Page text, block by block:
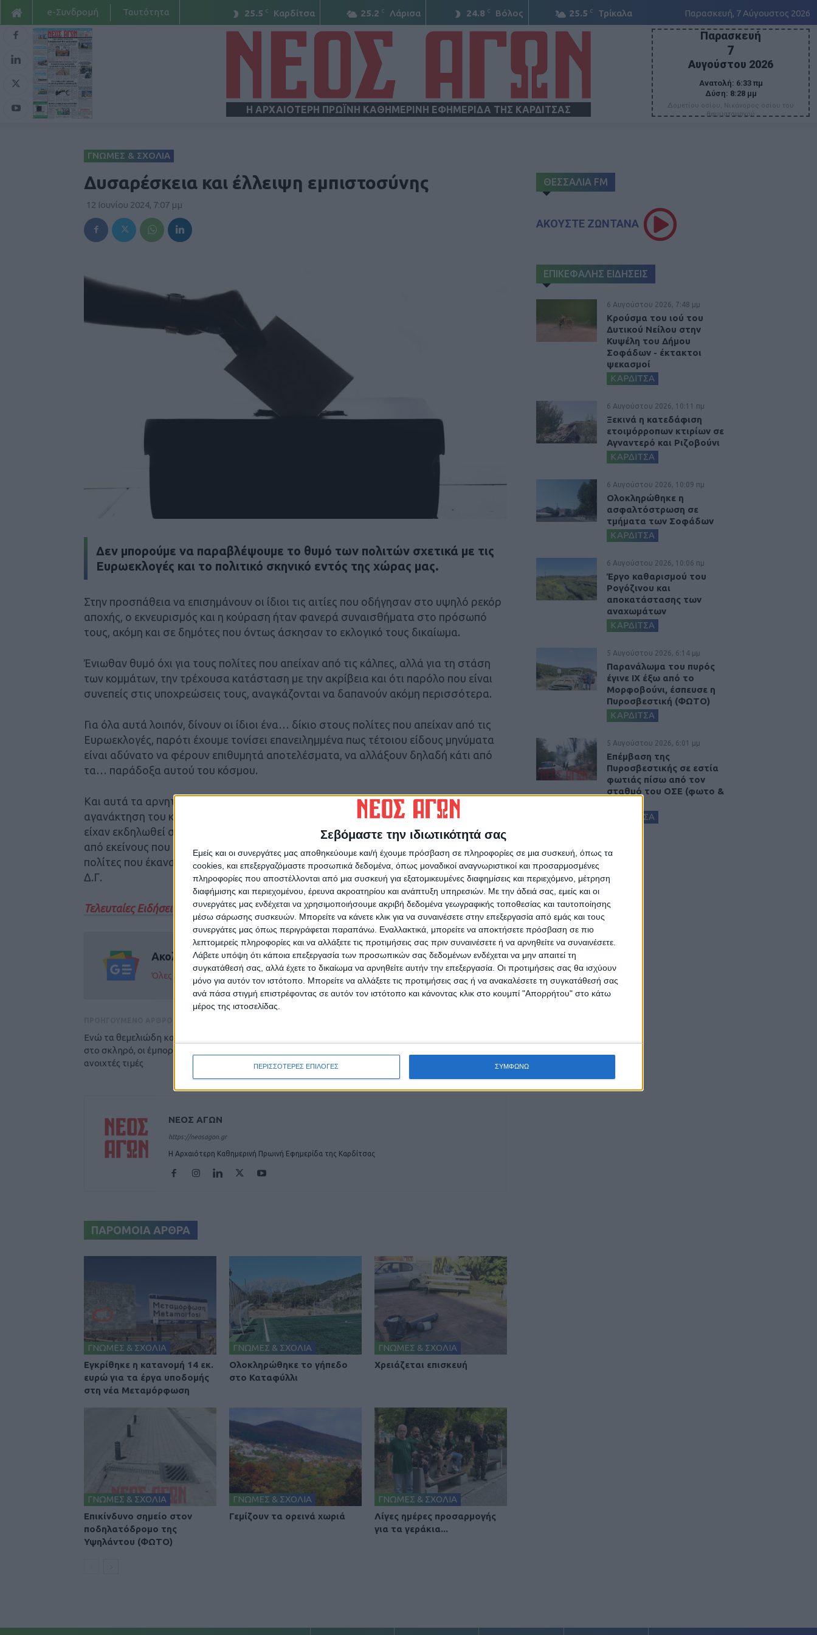
Σεβόμαστε την ιδιωτικότητά σας
Εμείς και οι συνεργάτες μας αποθηκεύουμε και/ή έχουμε πρόσβαση σε πληροφορίες σε μια συσκευή, όπως τα
cookies, και επεξεργαζόμαστε προσωπικά δεδομένα, όπως μοναδικοί αναγνωριστικοί και προσαρμοσμένες
πληροφορίες που αποστέλλονται από μια συσκευή για εξατομικευμένες διαφημίσεις και περιεχόμενο, μέτρηση
διαφήμισης και περιεχομένου, έρευνα ακροατηρίου και ανάπτυξη υπηρεσιών. Με την άδειά σας, εμείς και οι
συνεργάτες μας ενδέχεται να χρησιμοποιήσουμε ακριβή δεδομένα γεωγραφικής τοποθεσίας και ταυτοποίησης
μέσω σάρωσης συσκευών. Μπορείτε να κάνετε κλικ για να συναινέσετε στην επεξεργασία από εμάς και τους
συνεργάτες μας όπως περιγράφεται παραπάνω. Εναλλακτικά, μπορείτε να αποκτήσετε πρόσβαση σε πιο
λεπτομερείς πληροφορίες και να αλλάξετε τις προτιμήσεις σας πριν συναινέσετε ή να αρνηθείτε να συναινέσετε.
Λάβετε υπόψη ότι κάποια επεξεργασία των προσωπικών σας δεδομένων ενδέχεται να μην απαιτεί τη
συγκατάθεσή σας, αλλά έχετε το δικαίωμα να αρνηθείτε αυτήν την επεξεργασία. Οι προτιμήσεις σας θα ισχύουν
μόνο για αυτόν τον ιστότοπο. Μπορείτε να αλλάξετε τις προτιμήσεις σας ή να ανακαλέσετε τη συγκατάθεσή σας
ανά πάσα στιγμή επιστρέφοντας σε αυτόν τον ιστότοπο και κάνοντας κλικ στο κουμπί "Απορρήτου" στο κάτω
μέρος της ιστοσελίδας.
ΠΕΡΙΣΣΟΤΕΡΕΣ ΕΠΙΛΟΓΕΣ ΣΥΜΦΩΝΩ
25.5 C Καρδίτσα 25.2 C Λάρισα 24.8 C Βόλος 25.5 C Τρίκαλα Παρασκευή, 7 Αύγουστος 2026
e-Συνδρομή Ταυτότητα
Η ΑΡΧΑΙΟΤΕΡΗ ΠΡΩΪΝΗ ΚΑΘΗΜΕΡΙΝΗ ΕΦΗΜΕΡΙΔΑ ΤΗΣ ΚΑΡΔΙΤΣΑΣ
Παρασκευή
7
Αυγούστου 2026
Ανατολή: 6:33 πμ
Δύση: 8:28 μμ
Δομετίου οσίου, Νικάνορος οσίου του
θαυματουργού
ΓΝΩΜΕΣ & ΣΧΟΛΙΑ
Δυσαρέσκεια και έλλειψη εμπιστοσύνης
12 Ιουνίου 2024, 7:07 μμ
Δεν μπορούμε να παραβλέψουμε το θυμό των πολιτών σχετικά με τις
Ευρωεκλογές και το πολιτικό σκηνικό εντός της χώρας μας.
Στην προσπάθεια να επισημάνουν οι ίδιοι τις αιτίες που οδήγησαν στο υψηλό ρεκόρ
αποχής, ο εκνευρισμός και η κούραση ήταν φανερά συναισθήματα στο πρόσωπό
τους, ακόμη και σε δημότες που όντως άσκησαν το εκλογικό τους δικαίωμα.
Ένιωθαν θυμό όχι για τους πολίτες που απείχαν από τις κάλπες, αλλά για τη στάση
των κομμάτων, την τρέχουσα κατάσταση με την ακρίβεια και ότι παρόλο που είναι
συνεπείς στις υποχρεώσεις τους, αναγκάζονται να δαπανούν ακόμη περισσότερα.
Για όλα αυτά λοιπόν, δίνουν οι ίδιοι ένα… δίκιο στους πολίτες που απείχαν από τις
Ευρωεκλογές, παρότι έχουμε τονίσει επανειλημμένα πως τέτοιου είδους μηνύματα
είναι αδύνατο να φέρουν επιθυμητά αποτελέσματα, να αλλάξουν δηλαδή κάτι από
τα… παράδοξα αυτού του κόσμου.
Και αυτά τα αρνητικά συναισθήματα συσσωρεύονταν εδώ και καιρό, καθώς αυτή η
αγανάκτηση του κόσμου και η έλλειψη εμπιστοσύνης προς τις πολιτικές πλευρές δεν
είχαν εκδηλωθεί σε τόσο μεγάλο βαθμό. Επίσης, η δυσαρέσκεια δεν προήλθε μόνο
από εκείνους που απείχαν από την κάλπη, αλλά εκφράστηκε και από τους ενεργούς
πολίτες που έκαναν το καθήκον τους.
Δ.Γ.
Τελευταίες Ειδήσεις Σήμερα
Ακολούθησε την εφημερίδα ΝΕΟΣ ΑΓΩΝ στο Google News!
Όλες οι εξελίξεις στην περιοχή της Καρδίτσας και ευρύτερα της Θεσσαλίας
Ενώ τα θεμελιώδη κατοχυρώνουν τα 30 λεπτά
στο σκληρό, οι έμποροι εξακολουθούν τις
ανοιχτές τιμές
ΝΕΟΣ ΑΓΩΝ
https://neosagon.gr
Η Αρχαιότερη Καθημερινή Πρωινή Εφημερίδα της Καρδίτσας
ΠΑΡΟΜΟΙΑ ΑΡΘΡΑ
ΓΝΩΜΕΣ & ΣΧΟΛΙΑ
Εγκρίθηκε η κατανομή 14 εκ.
ευρώ για τα έργα υποδομής
στη νέα Μεταμόρφωση
ΓΝΩΜΕΣ & ΣΧΟΛΙΑ
Ολοκληρώθηκε το γήπεδο
στο Καταφύλλι
ΓΝΩΜΕΣ & ΣΧΟΛΙΑ
Χρειάζεται επισκευή
ΓΝΩΜΕΣ & ΣΧΟΛΙΑ
Επικίνδυνο σημείο στον
ποδηλατόδρομο της
Υψηλάντου (ΦΩΤΟ)
ΓΝΩΜΕΣ & ΣΧΟΛΙΑ
Γεμίζουν τα ορεινά χωριά
ΓΝΩΜΕΣ & ΣΧΟΛΙΑ
Λίγες ημέρες προσαρμογής
για τα γεράκια...
ΘΕΣΣΑΛΙΑ FM
ΑΚΟΥΣΤΕ ΖΩΝΤΑΝΑ
ΕΠΙΚΕΦΑΛΗΣ ΕΙΔΗΣΕΙΣ
6 Αυγούστου 2026, 7:48 μμ
Κρούσμα του ιού του
Δυτικού Νείλου στην
Κυψέλη του Δήμου
Σοφάδων - έκτακτοι
ψεκασμοί
ΚΑΡΔΙΤΣΑ
6 Αυγούστου 2026, 10:11 πμ
Ξεκινά η κατεδάφιση
ετοιμόρροπων κτιρίων σε
Αγναντερό και Ριζοβούνι
ΚΑΡΔΙΤΣΑ
6 Αυγούστου 2026, 10:09 πμ
Ολοκληρώθηκε η
ασφαλτόστρωση σε
τμήματα των Σοφάδων
ΚΑΡΔΙΤΣΑ
6 Αυγούστου 2026, 10:06 πμ
Έργο καθαρισμού του
Ρογόζινου και
αποκατάστασης των
αναχωμάτων
ΚΑΡΔΙΤΣΑ
5 Αυγούστου 2026, 6:14 μμ
Παρανάλωμα του πυρός
έγινε ΙΧ έξω από το
Μορφοβούνι, έσπευσε η
Πυροσβεστική (ΦΩΤΟ)
ΚΑΡΔΙΤΣΑ
5 Αυγούστου 2026, 6:01 μμ
Επέμβαση της
Πυροσβεστικής σε εστία
φωτιάς πίσω από τον
σταθμό του ΟΣΕ (φωτο &
ΚΑΡΔΙΤΣΑ